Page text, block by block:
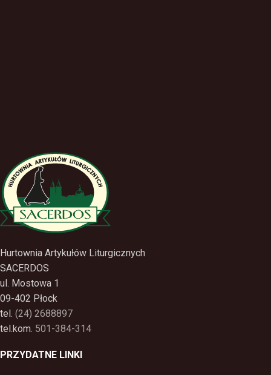
Hurtownia Artykułów Liturgicznych
SACERDOS
ul. Mostowa 1
09-402 Płock
tel. (24) 2688897
tel.kom. 501-384-314
PRZYDATNE LINKI